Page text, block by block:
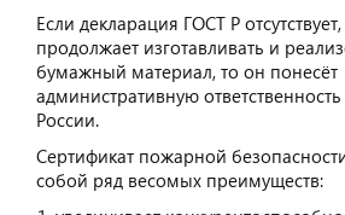
Если декларация ГОСТ Р
продолжает изготавливать и
бумажный материал, то он понесёт
административную
России.
Сертификат пожарной
собой ряд весомых преимуществ: